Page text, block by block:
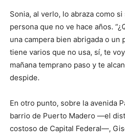
Sonia, al verlo, lo abraza como
persona que no ve hace años.
una campera bien abrigada o un
tiene varios que no usa, sí, te
mañana temprano paso y te
despide.
En otro punto, sobre la avenida
barrio de Puerto Madero —el
costoso de Capital Federal—,